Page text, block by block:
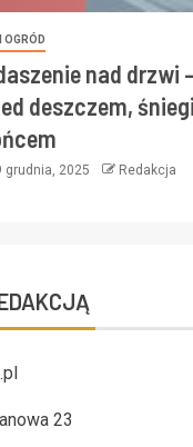
OGRÓD
nad drzwi
deszczem,
grudnia, 2025 Redakcja
23